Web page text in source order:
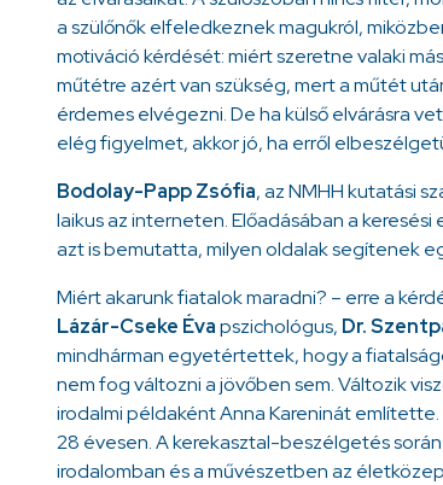
a szülőnők elfeledkeznek magukról,
motiváció kérdését: miért szeretne valaki
műtétre azért van szükség, mert a műtét
érdemes elvégezni. De ha külső elvárásra
elég figyelmet, akkor jó, ha erről
Bodolay-Papp Zsófia, az NMHH kutatási
laikus az interneten. Előadásában a
azt is bemutatta, milyen oldalak segítenek
Miért akarunk fiatalok maradni? – erre a
Lázár-Cseke Évapszichológus, Dr.
mindhárman egyetértettek, hogy a
nem fog változni a jövőben sem. Változik
irodalmi példaként Anna Kareninát
28 évesen. A kerekasztal-beszélgetés
irodalomban és a művészetben az